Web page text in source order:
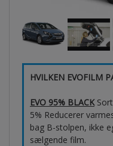
HVILKEN EVOFILM
EVO 95% BLACKSort
5% Reducerer
bag B-stolpen, ikke
sælgende film.